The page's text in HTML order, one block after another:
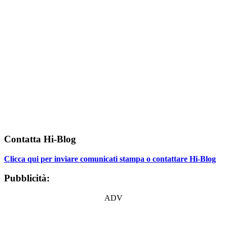
Contatta Hi-Blog
Clicca qui per inviare comunicati stampa o contattare Hi-Blog
Pubblicità:
ADV